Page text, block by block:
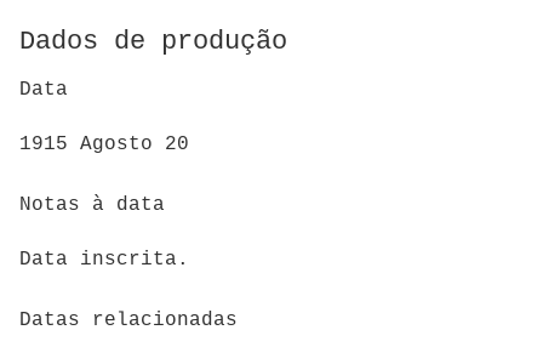
Dados de produção
Data
1915 Agosto 20
Notas à data
Data inscrita.
Datas relacionadas